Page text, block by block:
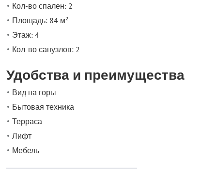
Кол-во спален: 2
Площадь: 84 м²
Этаж: 4
Кол-во санузлов: 2
Удобства и преимущества
Вид на горы
Бытовая техника
Терраса
Лифт
Мебель